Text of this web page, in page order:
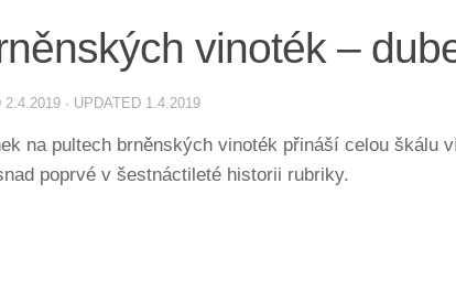
vinoték –
2.4.2019 · UPDATED 1.4.2019
na pultech brněnských vinoték přináší celou
poprvé v šestnáctileté historii rubriky.